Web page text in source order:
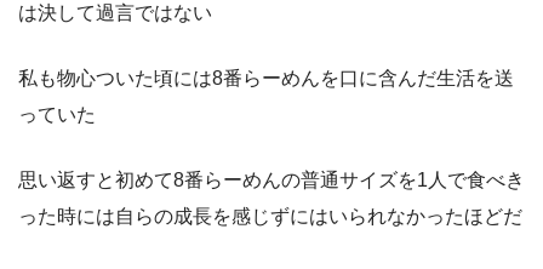
は決して過言ではない
私も物心ついた頃には8番らーめんを口に含んだ生活を送
っていた
思い返すと初めて8番らーめんの普通サイズを1人で食べき
った時には自らの成長を感じずにはいられなかったほどだ